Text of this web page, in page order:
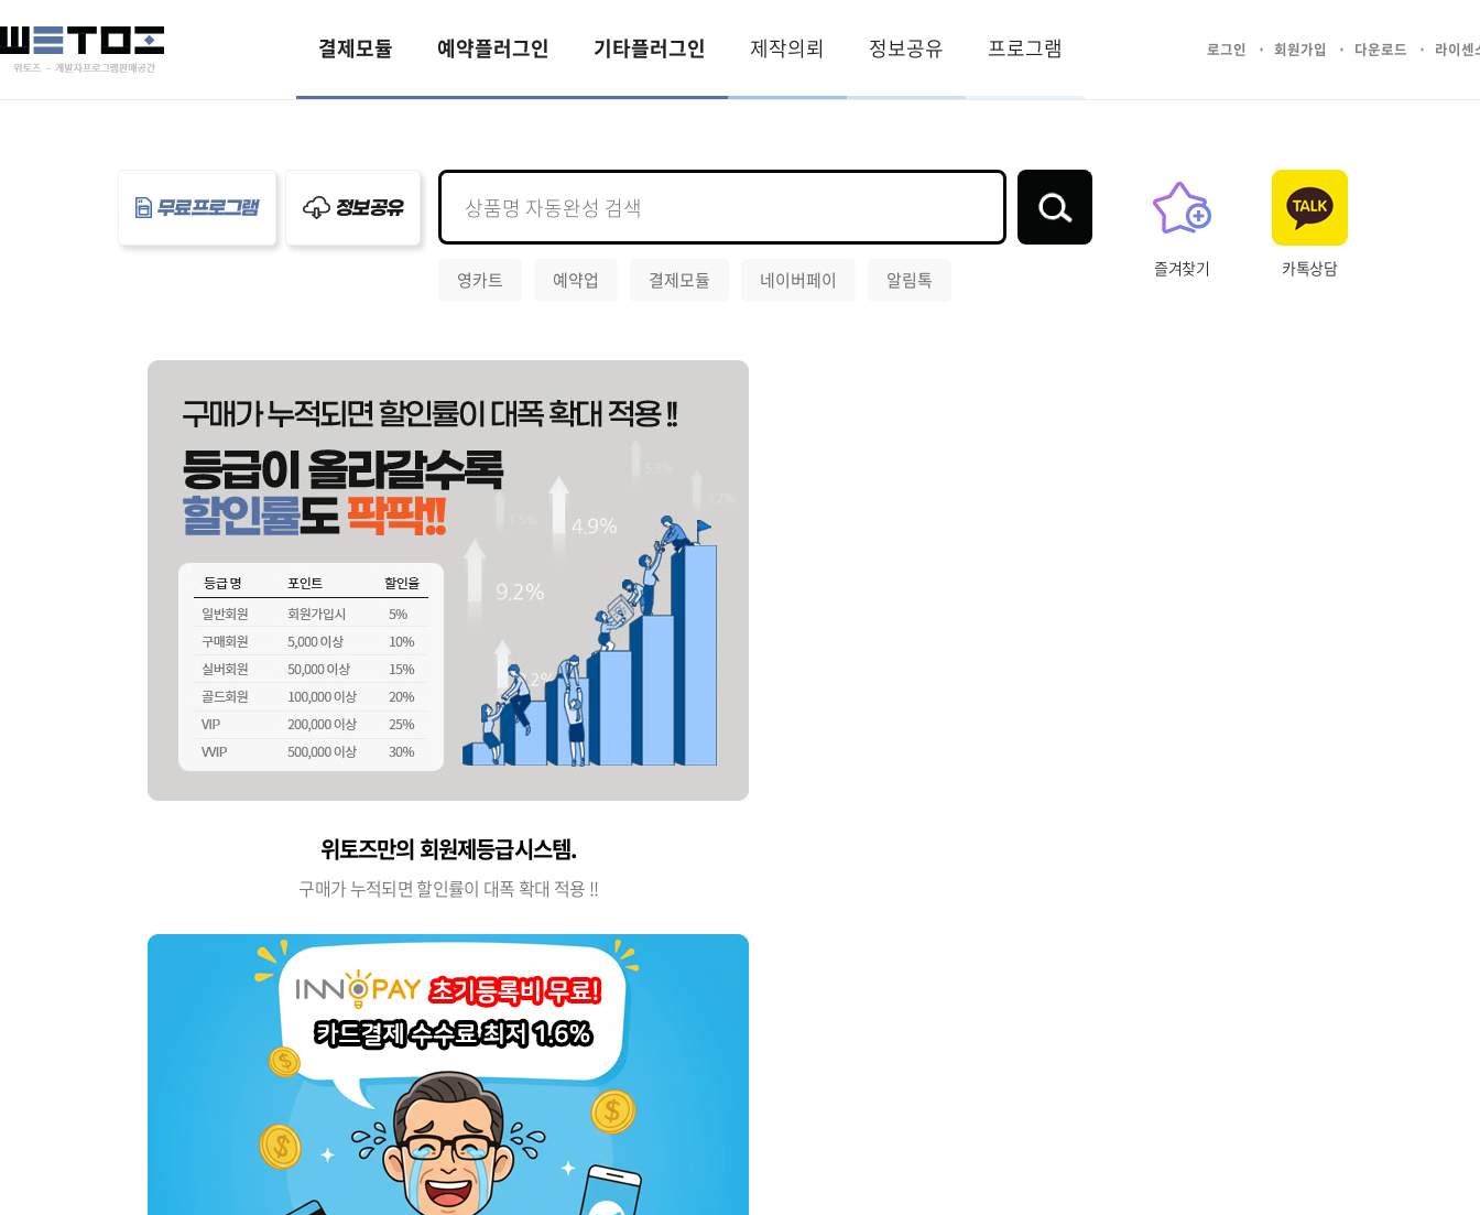
결제모듈 예약플러그인 기타플러그인 제작의뢰 정보공유 프로그램 로그인 회원가입 다운로드 라이센
무료프로그램 정보공유
영카트 예약업 결제모듈 네이버페이 알림톡 즐겨찾기 카톡상담
위토즈만의 회원제등급시스템.
구매가 누적되면 할인률이 대폭 확대 적용 !!